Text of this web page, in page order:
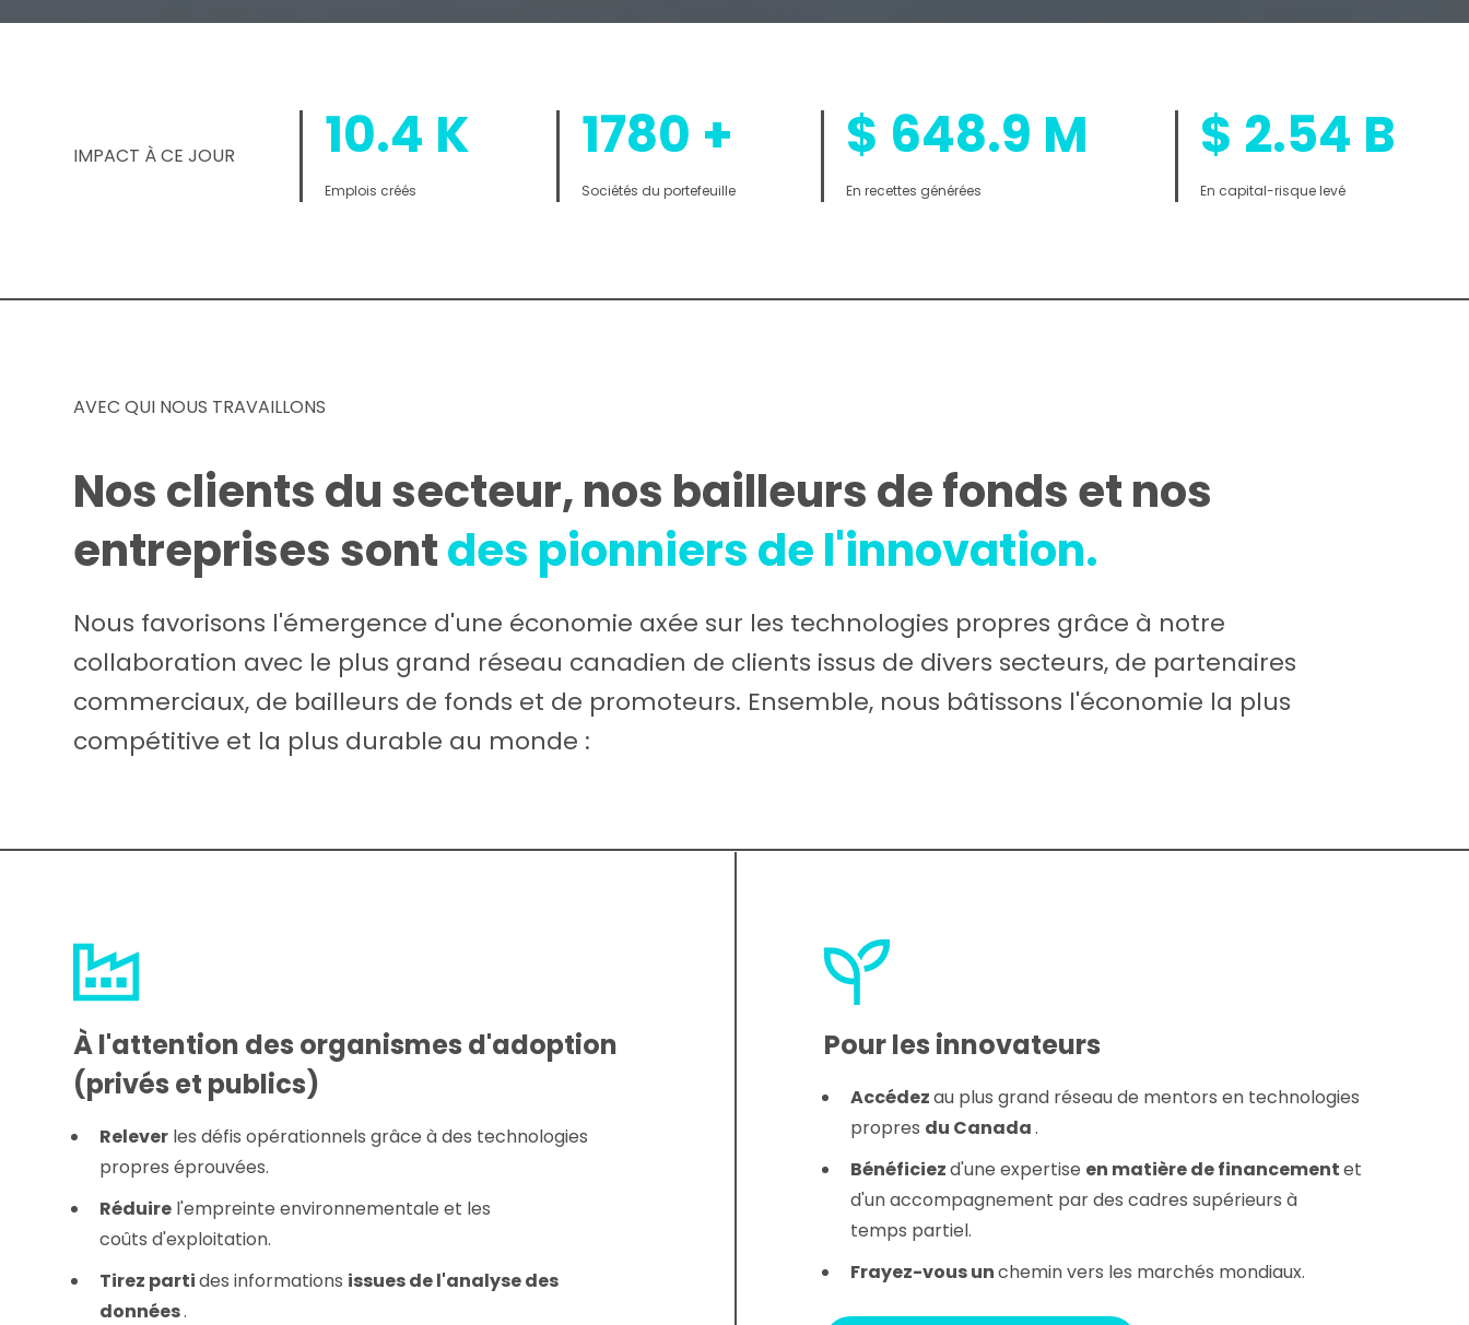
IMPACT À CE JOUR 10.4 K
Emplois créés
1780 +
Sociétés du portefeuille
$ 648.9 M
En recettes générées
$ 2.54 B
En capital-risque levé
AVEC QUI NOUS TRAVAILLONS
Nos clients du secteur, nos bailleurs de fonds et nos
entreprises sontdes pionniers de l'innovation.
Nous favorisons l'émergence d'une économie axée sur les technologies propres grâce à notre
collaboration avec le plus grand réseau canadien de clients issus de divers secteurs, de partenaires
commerciaux, de bailleurs de fonds et de promoteurs. Ensemble, nous bâtissons l'économie la plus
compétitive et la plus durable au monde :
À l'attention des organismes d'adoption
(privés et publics)
Relever les défis opérationnels grâce à des technologies
propres éprouvées.
Réduire l'empreinte environnementale et les
coûts d'exploitation.
Tirez partides informations issues de l'analyse des
données.
Pour les innovateurs
Accédezau plus grand réseau de mentors en technologies
propres du Canada.
Bénéficiezd'une expertise en matière de financementet
d'un accompagnement par des cadres supérieurs à
temps partiel.
Frayez-vous unchemin vers les marchés mondiaux.